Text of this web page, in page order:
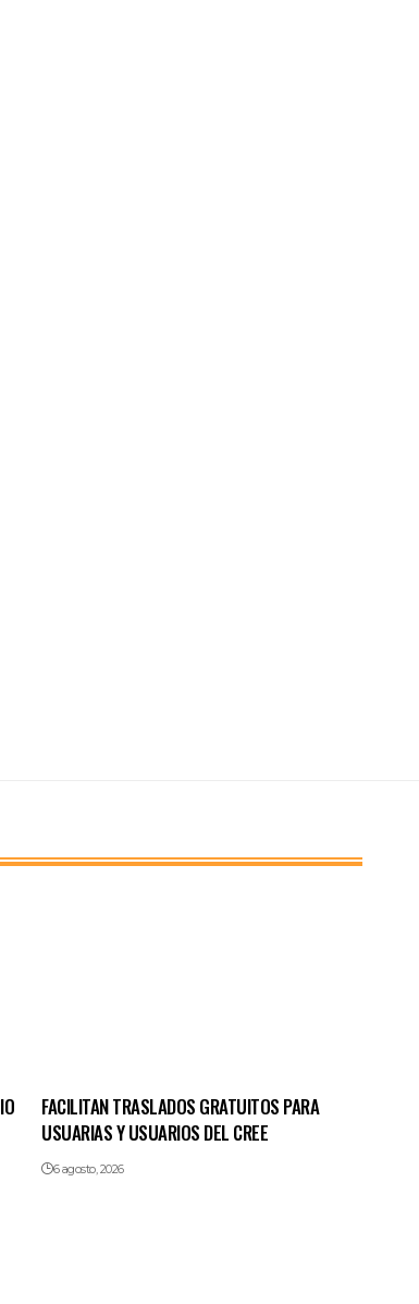
FACILITAN TRASLADOS GRATUITOS PARA
USUARIAS Y USUARIOS DEL CREE
6 agosto, 2026